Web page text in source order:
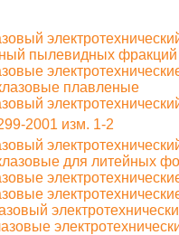
пылевидных фракций
плавленые
2001 изм. 1-2
для литейных